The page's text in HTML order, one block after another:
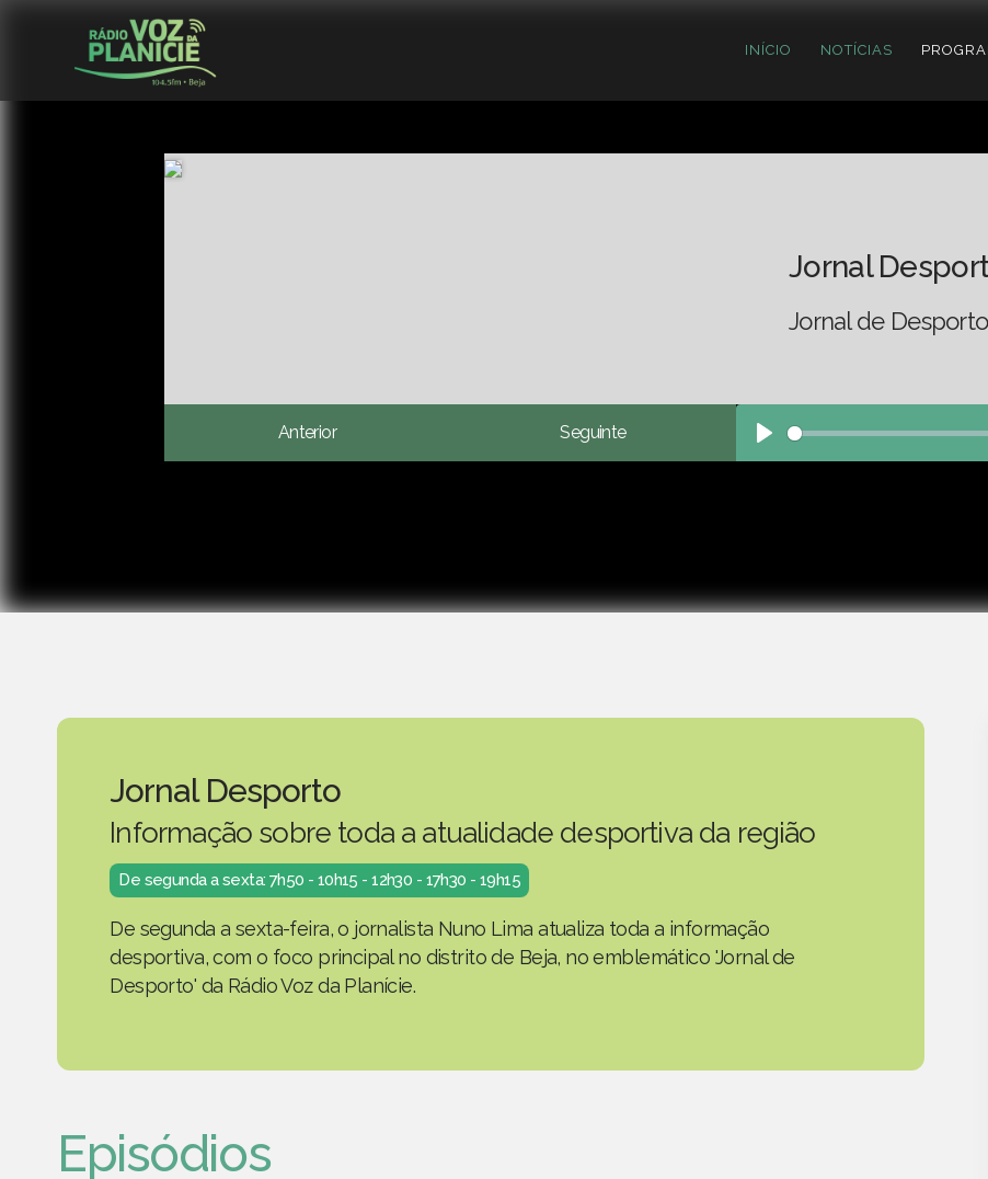
INÍCIO NOTÍCIAS
Jornal
Jornal de
Anterior Seguinte
Play
Jornal Desporto
Informação sobre toda a atualidade desportiva da região
De segunda a sexta: 7h50 - 10h15 - 12h30 - 17h30 - 19h15
De segunda a sexta-feira, o jornalista Nuno Lima atualiza toda a informação
desportiva, com o foco principal no distrito de Beja, no emblemático 'Jornal de
Desporto' da Rádio Voz da Planície.
Episódios